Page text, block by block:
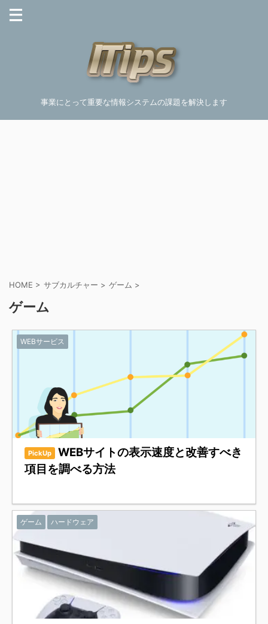
事業にとって重要な情報システムの課題を解決します
HOME > サブカルチャー > ゲーム >
ゲーム
WEBサービス
PickUp
WEBサイトの表示速度と改善すべき
項目を調べる方法
ゲーム ハードウェア